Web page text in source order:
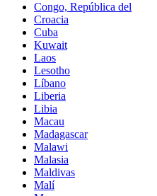
Congo, República del
Croacia
Cuba
Kuwait
Laos
Lesotho
Líbano
Liberia
Libia
Macau
Madagascar
Malawi
Malasia
Maldivas
Malí